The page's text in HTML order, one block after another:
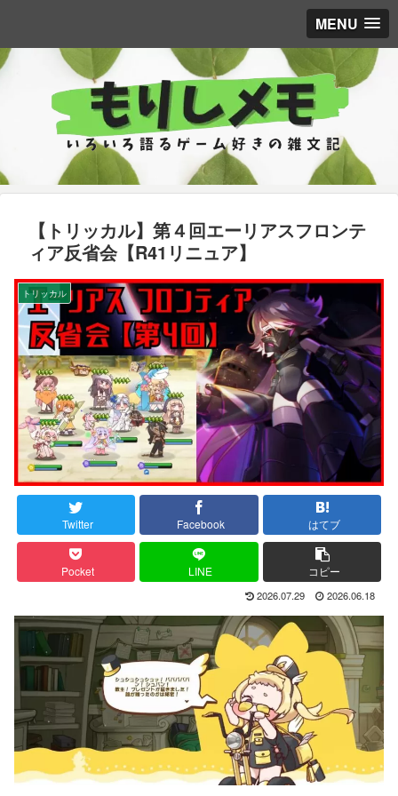
MENU
【トリッカル】第４回エーリアスフロンテ
ィア反省会【R41リニュア】
トリッカル
Twitter Facebook はてブ
Pocket LINE コピー
2026.07.29 2026.06.18